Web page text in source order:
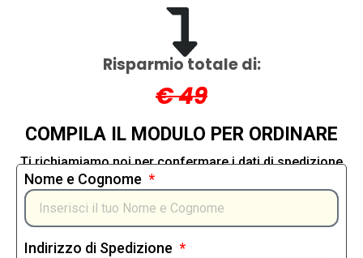
Risparmio totale di:
€ 49
COMPILA IL MODULO PER ORDINARE
Ti richiamiamo noi per confermare i dati di spedizione
Nome e Cognome
Indirizzo di Spedizione